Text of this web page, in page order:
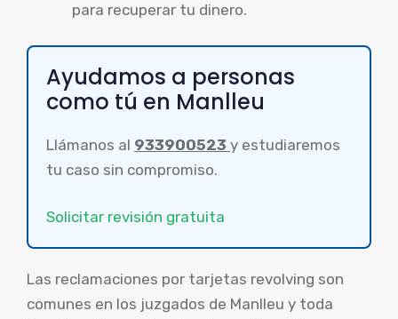
para recuperar tu dinero.
Ayudamos a personas
como tú en Manlleu
Llámanos al 933900523 y estudiaremos
tu caso sin compromiso.
Solicitar revisión gratuita
Las reclamaciones por tarjetas revolving son
comunes en los juzgados de Manlleu y toda